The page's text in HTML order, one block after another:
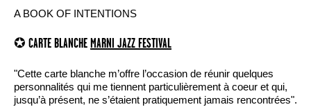
A BOOK OF INTENTIONS
✪ CARTE BLANCHE MARNI JAZZ FESTIVAL
"Cette carte blanche m’offre l’occasion de réunir quelques
personnalités qui me tiennent particulièrement à coeur et qui,
jusqu’à présent, ne s’étaient pratiquement jamais rencontrées".